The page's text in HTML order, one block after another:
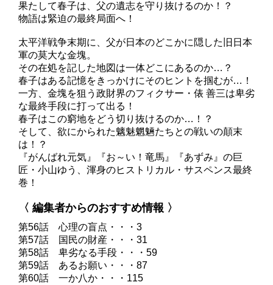
果たして春子は、父の遺志を守り抜けるのか！？
物語は緊迫の最終局面へ！
太平洋戦争末期に、父が日本のどこかに隠した旧日本
軍の莫大な金塊。
その在処を記した地図は一体どこにあるのか…？
春子はある記憶をきっかけにそのヒントを掴むが…！
一方、金塊を狙う政財界のフィクサー・俵 善三は卑劣
な最終手段に打って出る！
春子はこの窮地をどう切り抜けるのか…！？
そして、欲にかられた魑魅魍魎たちとの戦いの顛末
は！？
『がんばれ元気』『お～い！竜馬』『あずみ』の巨
匠・小山ゆう、渾身のヒストリカル・サスペンス最終
巻！
〈 編集者からのおすすめ情報 〉
第56話 心理の盲点・・・3
第57話 国民の財産・・・31
第58話 卑劣なる手段・・・59
第59話 あるお願い・・・87
第60話 一か八か・・・115